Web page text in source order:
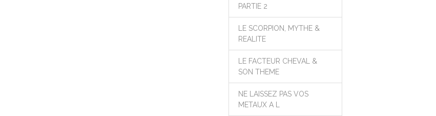
PARTIE 2
LE SCORPION, MYTHE &
REALITE
LE FACTEUR CHEVAL &
SON THEME
NE LAISSEZ PAS VOS
METAUX A L